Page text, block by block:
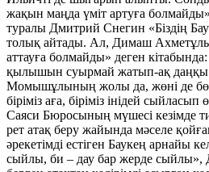
жақын маңда үміт артуға
туралы Дмитрий Снегин «Біздің
толық айтады. Ал, Димаш Ахметұлы
аттауға болмайды» деген
қылышын суырмай жатып-ақ
Момышұлының жолы да, жөні де
біріміз аға, біріміз інідей
Саяси Бюросының мүшесі кезімде
рет атақ беру жайында мәселе
әрекетімді естіген Баукең арнайы
сыйлы, би – дау бар жерде сыйлы»,